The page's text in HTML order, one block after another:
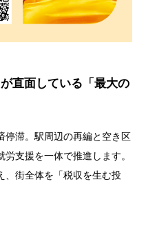
直面している「最大の
停滞。駅周辺の再編と空き区
支援を一体で推進します。
、街全体を「税収を生む投